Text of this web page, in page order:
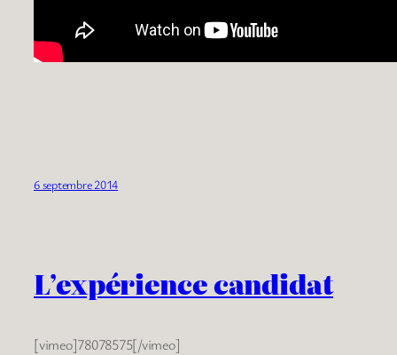
6 septembre 2014
L’expérience candidat
[vimeo]78078575[/vimeo]